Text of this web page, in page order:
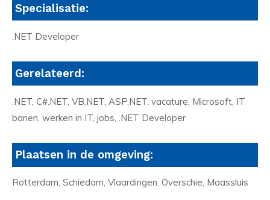
Specialisatie:
.NET Developer
Gerelateerd:
.NET, C#.NET, VB.NET, ASP.NET, vacature, Microsoft, IT
banen, werken in IT, jobs, .NET Developer
Plaatsen in de omgeving:
Rotterdam, Schiedam, Vlaardingen, Overschie, Maassluis